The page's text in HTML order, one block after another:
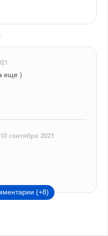
еще )
10 сентября 2021
(+8)